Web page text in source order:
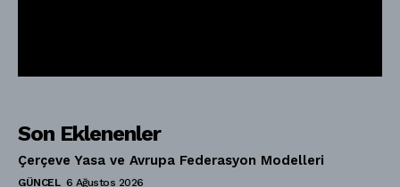
Son Eklenenler
Çerçeve Yasa ve Avrupa Federasyon Modelleri
GÜNCEL 6 Ağustos 2026